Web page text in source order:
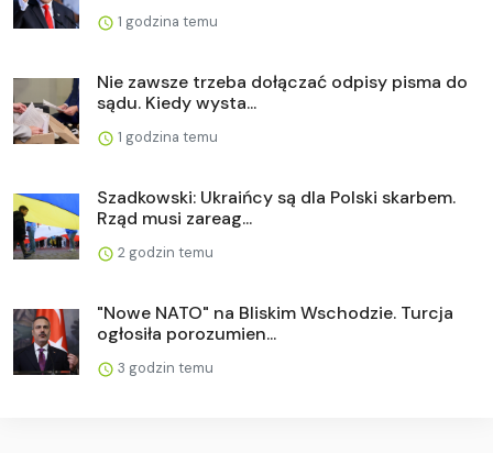
1 godzina temu
Nie zawsze trzeba dołączać odpisy pisma do
sądu. Kiedy wysta...
1 godzina temu
Szadkowski: Ukraińcy są dla Polski skarbem.
Rząd musi zareag...
2 godzin temu
"Nowe NATO" na Bliskim Wschodzie. Turcja
ogłosiła porozumien...
3 godzin temu